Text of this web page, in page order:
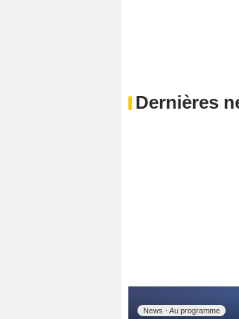
Dernières
News - Au programme